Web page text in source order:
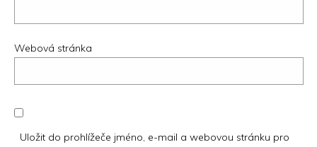
Webová stránka
Uložit do prohlížeče jméno, e-mail a webovou stránku pro